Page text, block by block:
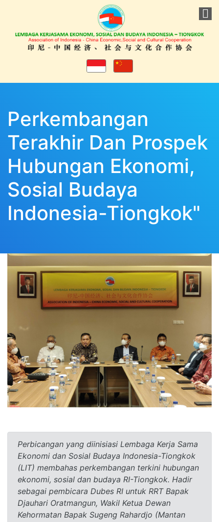
Perkembangan
Terakhir Dan Prospek
Hubungan Ekonomi,
Sosial Budaya
Indonesia-Tiongkok"
Perbicangan yang diinisiasi Lembaga Kerja Sama
Ekonomi dan Sosial Budaya Indonesia-Tiongkok
(LIT) membahas perkembangan terkini hubungan
ekonomi, sosial dan budaya RI-Tiongkok. Hadir
sebagai pembicara Dubes RI untuk RRT Bapak
Djauhari Oratmangun, Wakil Ketua Dewan
Kehormatan Bapak Sugeng Rahardjo (Mantan